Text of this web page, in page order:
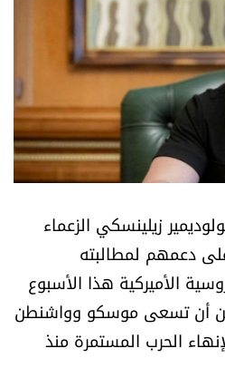
زيلينسكي الزعماء
على دعمهم لمطالبته
الأميركية هذا الأسبوع
أن تسعى موسكو وواشنطن
الحرب المستمرة منذ